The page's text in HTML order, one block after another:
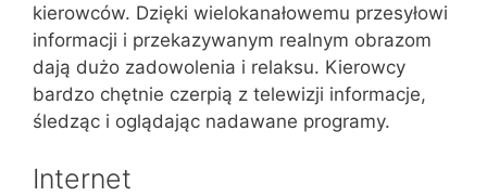
kierowców. Dzięki wielokanałowemu przesyłowi
informacji i przekazywanym realnym obrazom
dają dużo zadowolenia i relaksu. Kierowcy
bardzo chętnie czerpią z telewizji informacje,
śledząc i oglądając nadawane programy.
Internet